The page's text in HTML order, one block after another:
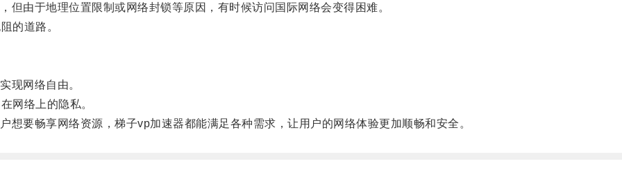
于地理位置限制或网络封锁等原因，有时候访问国际网络会变得困难。
的道路。
网络自由。
络上的隐私。
畅享网络资源，梯子vp加速器都能满足各种需求，让用户的网络体验更加顺畅和安全。